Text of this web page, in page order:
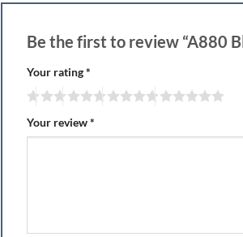
Be the first to review “A880
Your rating*
Your review*